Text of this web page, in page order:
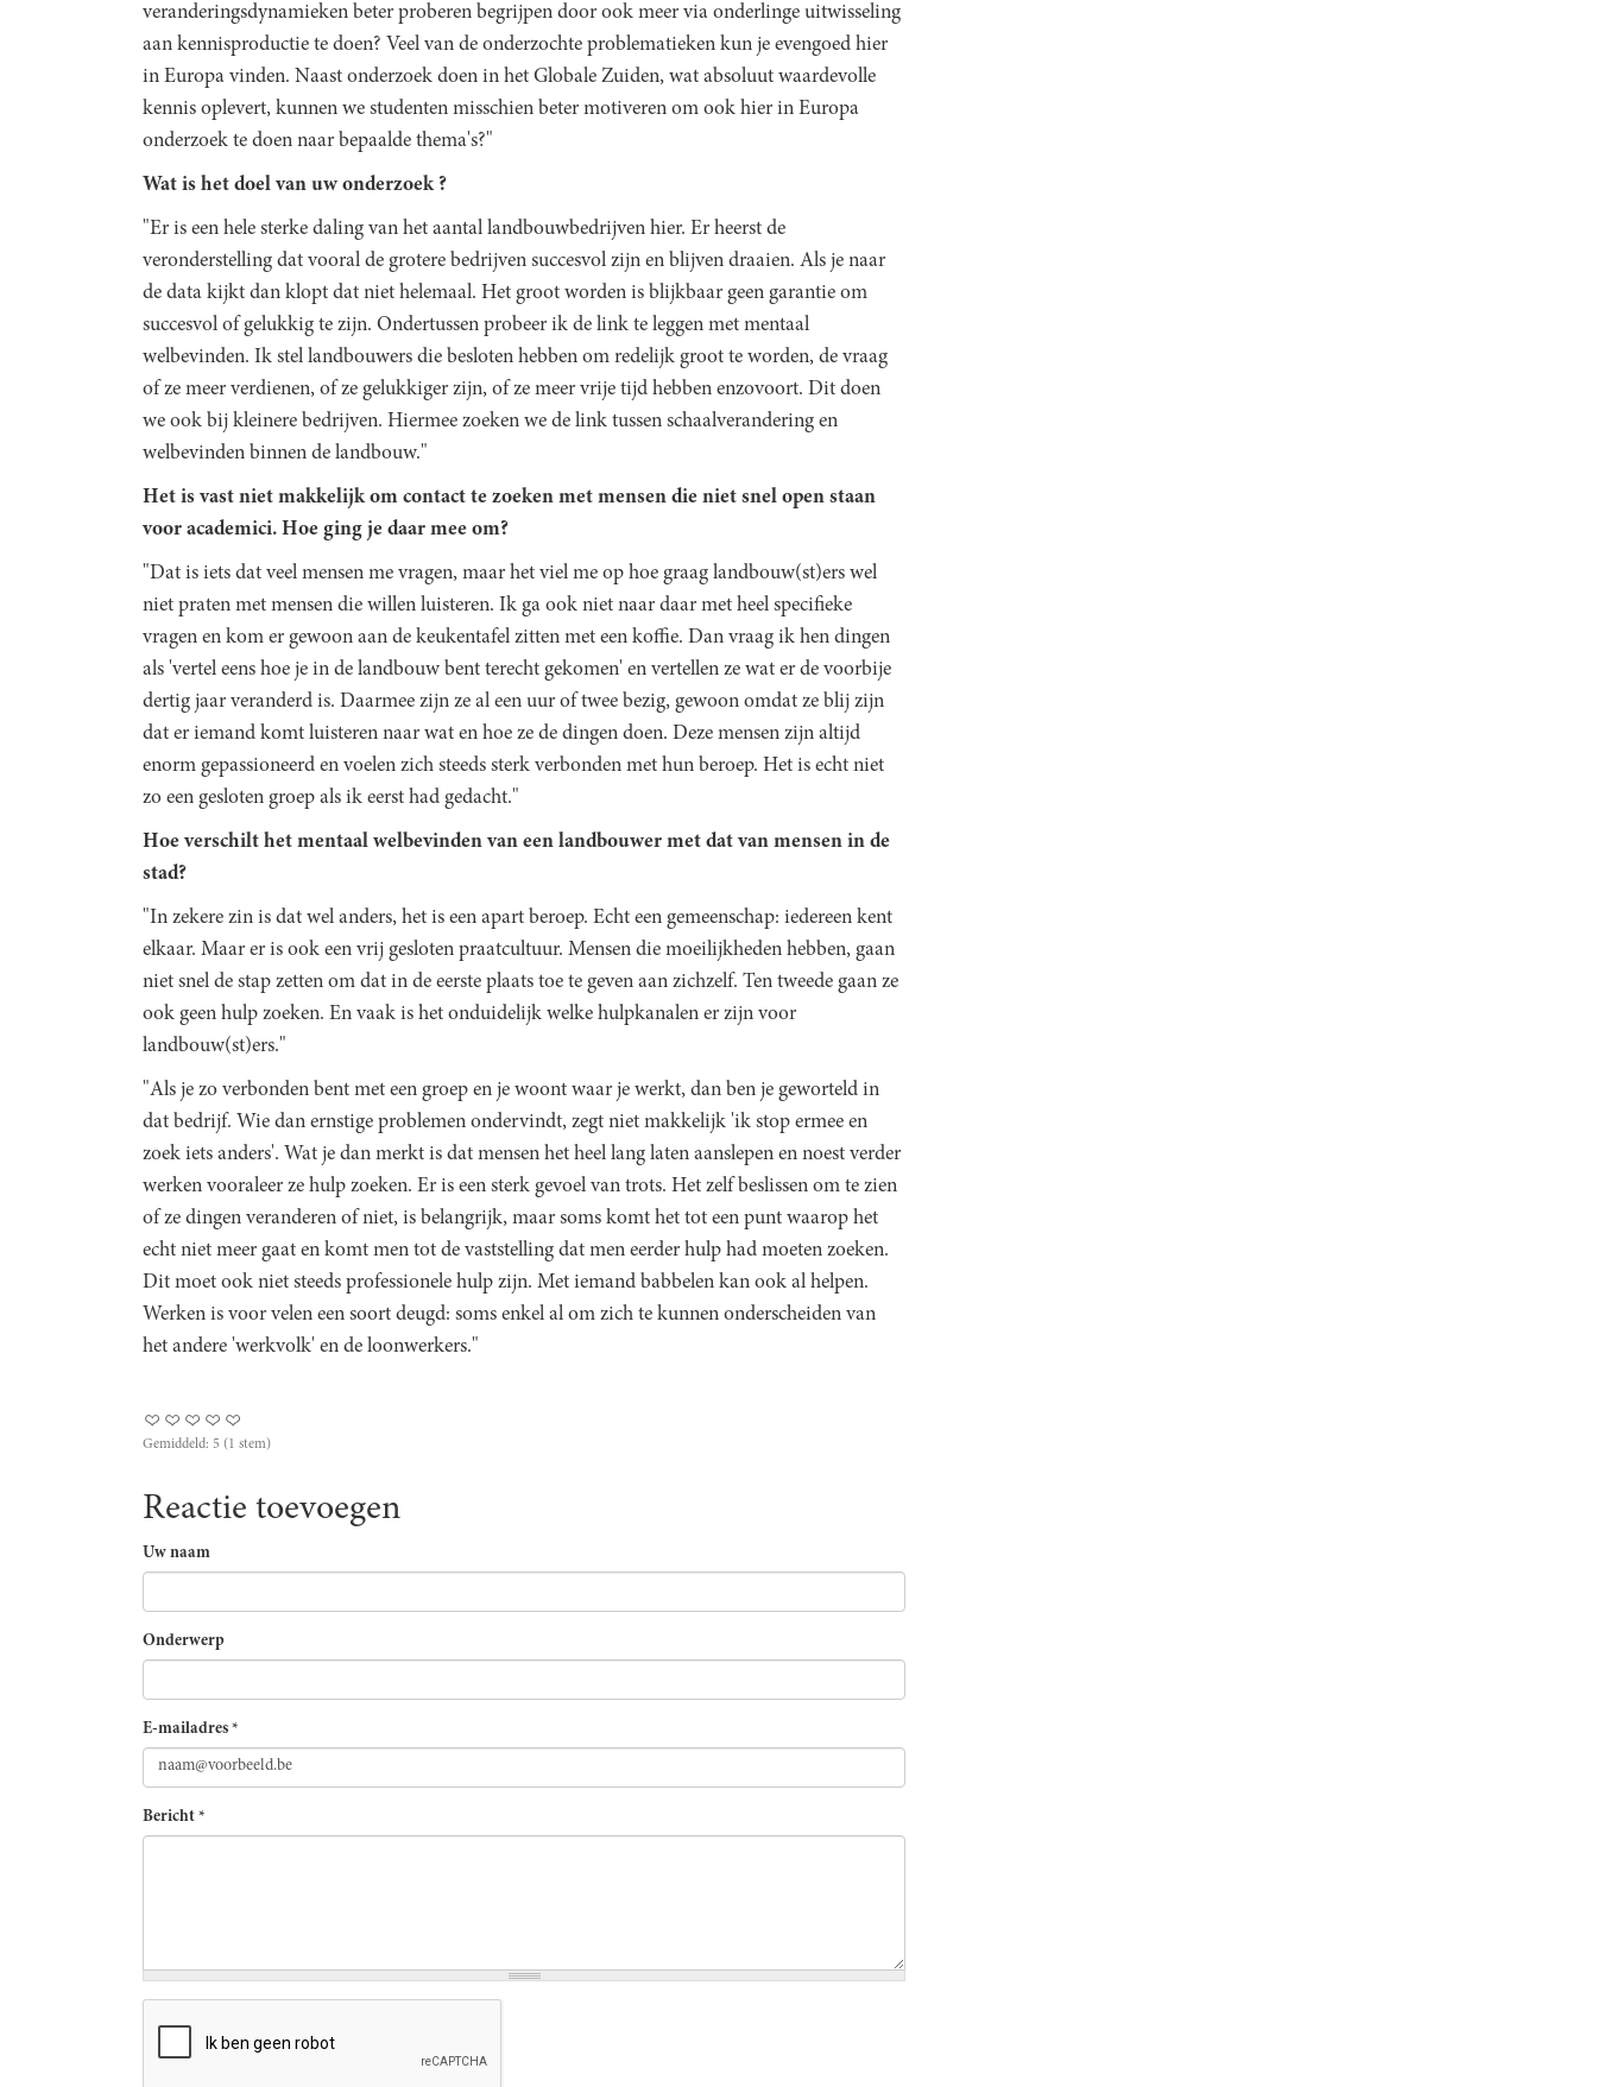
veranderingsdynamieken beter proberen begrijpen door ook meer via onderlinge uitwisseling
aan kennisproductie te doen? Veel van de onderzochte problematieken kun je evengoed hier
in Europa vinden. Naast onderzoek doen in het Globale Zuiden, wat absoluut waardevolle
kennis oplevert, kunnen we studenten misschien beter motiveren om ook hier in Europa
onderzoek te doen naar bepaalde thema's?"
Wat is het doel van uw onderzoek ?
"Er is een hele sterke daling van het aantal landbouwbedrijven hier. Er heerst de
veronderstelling dat vooral de grotere bedrijven succesvol zijn en blijven draaien. Als je naar
de data kijkt dan klopt dat niet helemaal. Het groot worden is blijkbaar geen garantie om
succesvol of gelukkig te zijn. Ondertussen probeer ik de link te leggen met mentaal
welbevinden. Ik stel landbouwers die besloten hebben om redelijk groot te worden, de vraag
of ze meer verdienen, of ze gelukkiger zijn, of ze meer vrije tijd hebben enzovoort. Dit doen
we ook bij kleinere bedrijven. Hiermee zoeken we de link tussen schaalverandering en
welbevinden binnen de landbouw."
Het is vast niet makkelijk om contact te zoeken met mensen die niet snel open staan
voor academici. Hoe ging je daar mee om?
"Dat is iets dat veel mensen me vragen, maar het viel me op hoe graag landbouw(st)ers wel
niet praten met mensen die willen luisteren. Ik ga ook niet naar daar met heel specifieke
vragen en kom er gewoon aan de keukentafel zitten met een koffie. Dan vraag ik hen dingen
als 'vertel eens hoe je in de landbouw bent terecht gekomen' en vertellen ze wat er de voorbije
dertig jaar veranderd is. Daarmee zijn ze al een uur of twee bezig, gewoon omdat ze blij zijn
dat er iemand komt luisteren naar wat en hoe ze de dingen doen. Deze mensen zijn altijd
enorm gepassioneerd en voelen zich steeds sterk verbonden met hun beroep. Het is echt niet
zo een gesloten groep als ik eerst had gedacht."
Hoe verschilt het mentaal welbevinden van een landbouwer met dat van mensen in de
stad?
"In zekere zin is dat wel anders, het is een apart beroep. Echt een gemeenschap: iedereen kent
elkaar. Maar er is ook een vrij gesloten praatcultuur. Mensen die moeilijkheden hebben, gaan
niet snel de stap zetten om dat in de eerste plaats toe te geven aan zichzelf. Ten tweede gaan ze
ook geen hulp zoeken. En vaak is het onduidelijk welke hulpkanalen er zijn voor
landbouw(st)ers."
"Als je zo verbonden bent met een groep en je woont waar je werkt, dan ben je geworteld in
dat bedrijf. Wie dan ernstige problemen ondervindt, zegt niet makkelijk 'ik stop ermee en
zoek iets anders'. Wat je dan merkt is dat mensen het heel lang laten aanslepen en noest verder
werken vooraleer ze hulp zoeken. Er is een sterk gevoel van trots. Het zelf beslissen om te zien
of ze dingen veranderen of niet, is belangrijk, maar soms komt het tot een punt waarop het
echt niet meer gaat en komt men tot de vaststelling dat men eerder hulp had moeten zoeken.
Dit moet ook niet steeds professionele hulp zijn. Met iemand babbelen kan ook al helpen.
Werken is voor velen een soort deugd: soms enkel al om zich te kunnen onderscheiden van
het andere 'werkvolk' en de loonwerkers."
Gemiddeld: 5 (1 stem)
Reactie toevoegen
Uw naam
Onderwerp
E-mailadres *
Bericht *